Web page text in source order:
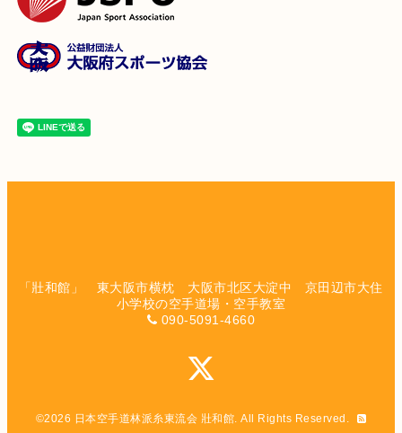
「壯和館」 東大阪市横枕 大阪市北区大淀中 京田辺市大住
小学校の空手道場・空手教室
090-5091-4660
©2026 日本空手道林派糸東流会 壯和館. All Rights Reserved.